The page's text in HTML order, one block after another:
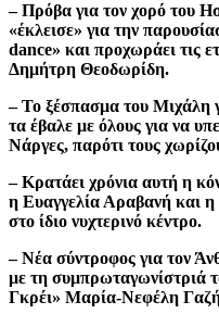
– Πρόβα για τον χορό του
«έκλεισε» για την
dance» και προχωράει τις
Δημήτρη Θεοδωρίδη.
– Το ξέσπασμα του
τα έβαλε με όλους για να
Νάργες, παρότι τους
– Κρατάει χρόνια αυτή η
η Ευαγγελία Αραβανή και
στο ίδιο νυχτερινό κέντρο.
– Νέα σύντροφος για τον
με τη συμπρωταγωνίστριά
Γκρέι» Μαρία-Νεφέλη